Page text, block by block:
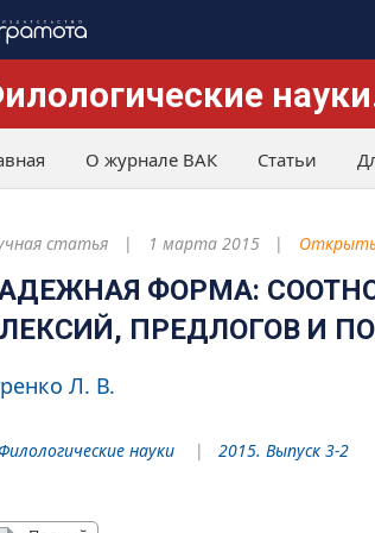
О журнале ВАК Статьи
статья 1 марта 2015
ФОРМА:
ПРЕДЛОГОВ И
Л. В.
Филологические науки 2015. Выпуск 3-2